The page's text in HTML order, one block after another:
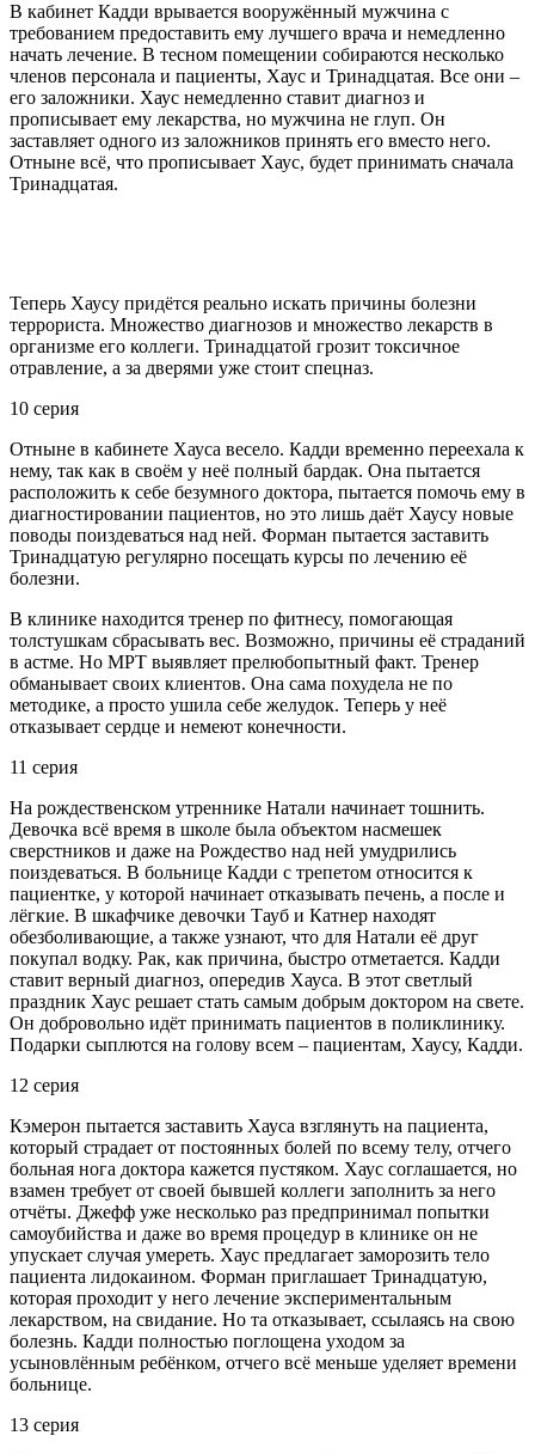
В кабинет Кадди врывается вооружённый мужчина с
требованием предоставить ему лучшего врача и немедленно
начать лечение. В тесном помещении собираются несколько
членов персонала и пациенты, Хаус и Тринадцатая. Все они –
его заложники. Хаус немедленно ставит диагноз и
прописывает ему лекарства, но мужчина не глуп. Он
заставляет одного из заложников принять его вместо него.
Отныне всё, что прописывает Хаус, будет принимать сначала
Тринадцатая.
Теперь Хаусу придётся реально искать причины болезни
террориста. Множество диагнозов и множество лекарств в
организме его коллеги. Тринадцатой грозит токсичное
отравление, а за дверями уже стоит спецназ.
10 серия
Отныне в кабинете Хауса весело. Кадди временно переехала к
нему, так как в своём у неё полный бардак. Она пытается
расположить к себе безумного доктора, пытается помочь ему в
диагностировании пациентов, но это лишь даёт Хаусу новые
поводы поиздеваться над ней. Форман пытается заставить
Тринадцатую регулярно посещать курсы по лечению её
болезни.
В клинике находится тренер по фитнесу, помогающая
толстушкам сбрасывать вес. Возможно, причины её страданий
в астме. Но МРТ выявляет прелюбопытный факт. Тренер
обманывает своих клиентов. Она сама похудела не по
методике, а просто ушила себе желудок. Теперь у неё
отказывает сердце и немеют конечности.
11 серия
На рождественском утреннике Натали начинает тошнить.
Девочка всё время в школе была объектом насмешек
сверстников и даже на Рождество над ней умудрились
поиздеваться. В больнице Кадди с трепетом относится к
пациентке, у которой начинает отказывать печень, а после и
лёгкие. В шкафчике девочки Тауб и Катнер находят
обезболивающие, а также узнают, что для Натали её друг
покупал водку. Рак, как причина, быстро отметается. Кадди
ставит верный диагноз, опередив Хауса. В этот светлый
праздник Хаус решает стать самым добрым доктором на свете.
Он добровольно идёт принимать пациентов в поликлинику.
Подарки сыплются на голову всем – пациентам, Хаусу, Кадди.
12 серия
Кэмерон пытается заставить Хауса взглянуть на пациента,
который страдает от постоянных болей по всему телу, отчего
больная нога доктора кажется пустяком. Хаус соглашается, но
взамен требует от своей бывшей коллеги заполнить за него
отчёты. Джефф уже несколько раз предпринимал попытки
самоубийства и даже во время процедур в клинике он не
упускает случая умереть. Хаус предлагает заморозить тело
пациента лидокаином. Форман приглашает Тринадцатую,
которая проходит у него лечение экспериментальным
лекарством, на свидание. Но та отказывает, ссылаясь на свою
болезнь. Кадди полностью поглощена уходом за
усыновлённым ребёнком, отчего всё меньше уделяет времени
больнице.
13 серия